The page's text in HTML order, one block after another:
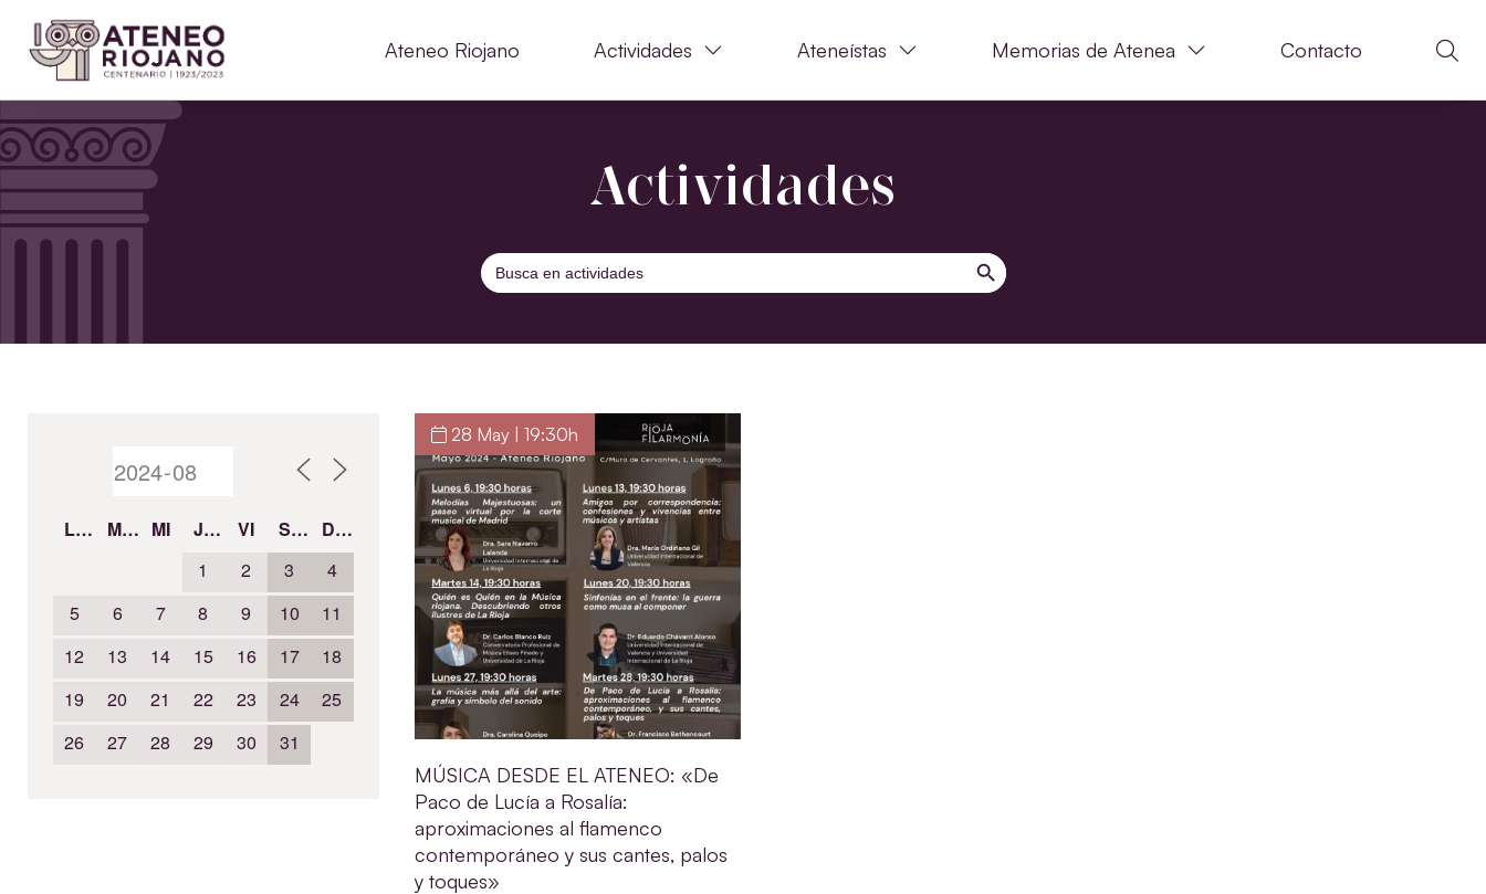
Ateneo Riojano Actividades Ateneístas Memorias de Atenea Contacto
Actividades
Buscar: BOTÓN DE BÚSQUEDA
LU MA MI JU VI SÁ
DO
1
2 3
4
5
6 7 8 9 10
11
12
13 14 15 16 17
18
19
20 21 22 23 24
25
26
27 28 29 30 31
28 May | 19:30h
MÚSICA DESDE EL ATENEO: «De
Paco de Lucía a Rosalía:
aproximaciones al flamenco
contemporáneo y sus cantes, palos
y toques»